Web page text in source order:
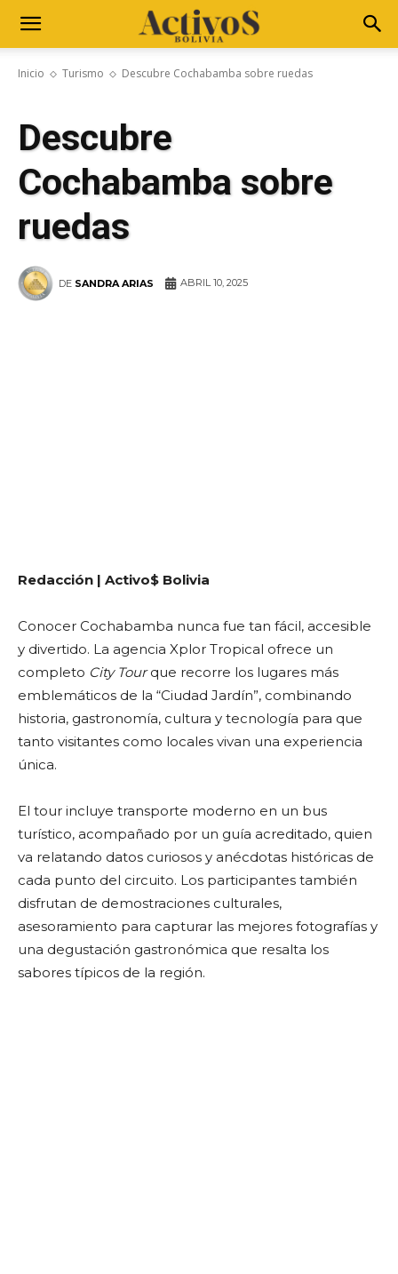
Inicio Turismo Descubre Cochabamba sobre ruedas
Descubre
Cochabamba sobre
ruedas
DE SANDRA ARIAS ABRIL 10, 2025
Redacción | Activo$ Bolivia
Conocer Cochabamba nunca fue tan fácil, accesible
y divertido. La agencia Xplor Tropical ofrece un
completo City Tourque recorre los lugares más
emblemáticos de la “Ciudad Jardín”, combinando
historia, gastronomía, cultura y tecnología para que
tanto visitantes como locales vivan una experiencia
única.
El tour incluye transporte moderno en un bus
turístico, acompañado por un guía acreditado, quien
va relatando datos curiosos y anécdotas históricas de
cada punto del circuito. Los participantes también
disfrutan de demostraciones culturales,
asesoramiento para capturar las mejores fotografías y
una degustación gastronómica que resalta los
sabores típicos de la región.